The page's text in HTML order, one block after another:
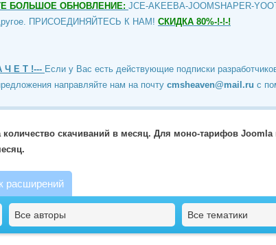
БОЛЬШОЕ ОБНОВЛЕНИЕ: JCE-AKEEBA-JOOMSHAPER-
другое. ПРИСОЕДИНЯЙТЕСЬ К НАМ! СКИДКА 80%-!-!-!
Е Т !--- Если у Вас есть действующие подписки
направляйте нам на почту cmsheaven@mail.ru c
количество скачиваний в месяц. Для моно-тарифов
расширений
Все авторы Все тематики